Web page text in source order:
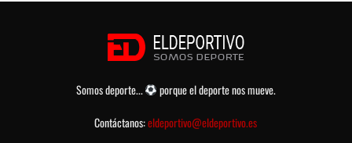
Somos deporte...
porque el deporte nos mueve.
Contáctanos:eldeportivo@eldeportivo.es